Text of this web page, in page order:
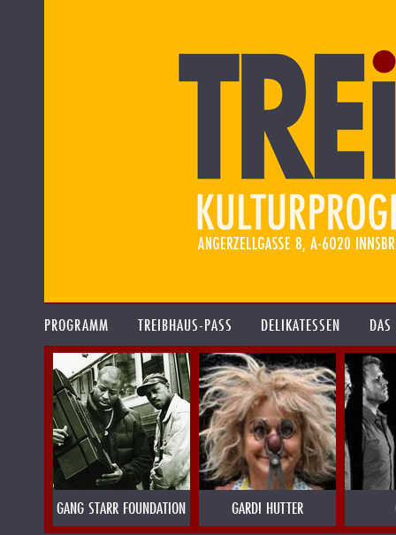
PROGRAMM TREIBHAUS-PASS DELIKATESSEN
GANG STARR FOUNDATION GARDI HUTTER